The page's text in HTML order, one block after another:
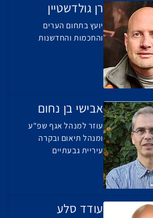
רן גולדשטיין
יועץ בתחום הערים
והחכמות והחדשנות
אבישי בן נחום
עוזר למנהל אגף שפ"ע
ומנהל תיאום ובקרה
עיריית גבעתיים
עודד סלע